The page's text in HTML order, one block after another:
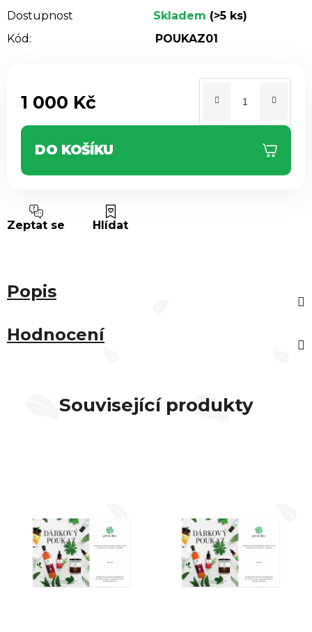
Dostupnost Skladem (>5 ks)
Kód:
POUKAZ01
1 000 Kč
Měrná cena:
DO KOŠÍKU
Zeptat se Hlídat
Popis
Hodnocení
Související produkty